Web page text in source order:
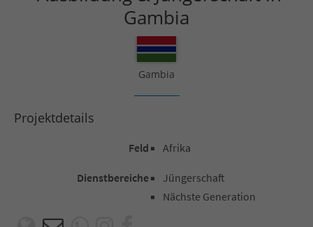
Gambia
Gambia
Projektdetails
Feld Afrika
Dienstbereiche
Jüngerschaft
Nächste Generation